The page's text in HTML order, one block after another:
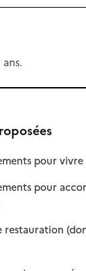
pour
pour
disponible
restauration